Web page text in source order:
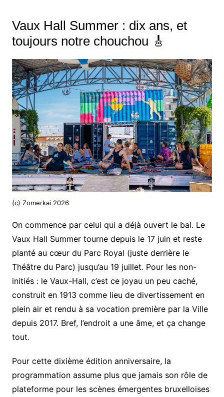
Vaux Hall Summer : dix ans, et
toujours notre chouchou 🎸
(c) Zomerkai 2026
On commence par celui qui a déjà ouvert le bal. Le
Vaux Hall Summer tourne depuis le 17 juin et reste
planté au cœur du Parc Royal (juste derrière le
Théâtre du Parc) jusqu’au 19 juillet. Pour les non-
initiés : le Vaux-Hall, c’est ce joyau un peu caché,
construit en 1913 comme lieu de divertissement en
plein air et rendu à sa vocation première par la Ville
depuis 2017. Bref, l’endroit a une âme, et ça change
tout.
Pour cette dixième édition anniversaire, la
programmation assume plus que jamais son rôle de
plateforme pour les scènes émergentes bruxelloises